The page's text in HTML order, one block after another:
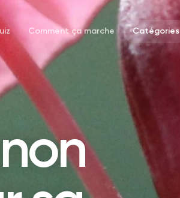
Comment ça marche Catégories